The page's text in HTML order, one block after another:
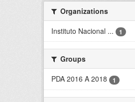
Organizations
Instituto Nacional ...
1
Groups
PDA 2016 A 2018
1